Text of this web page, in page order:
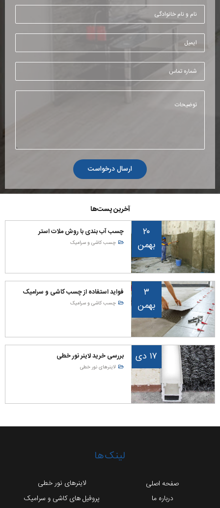
ارسال درخواست
آخرین پست‌ها
چسب آب بندی با روش ملات استر
۲۰
بهمن
چسب کاشی و سرامیک
فواید استفاده از چسب کاشی و سرامیک
۳
بهمن
چسب کاشی و سرامیک
بررسی خرید لاینر نور خطی ۱۷ دی
لاینرهای نور خطی
لینک‌ها
صفحه اصلی
لاینرهای نور خطی
درباره ما
پروفیل های کاشی و سرامیک